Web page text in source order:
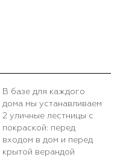
В базе для каждого
дома мы устанавливаем
2 уличные лестницы с
покраской: перед
входом в дом и перед
крытой верандой